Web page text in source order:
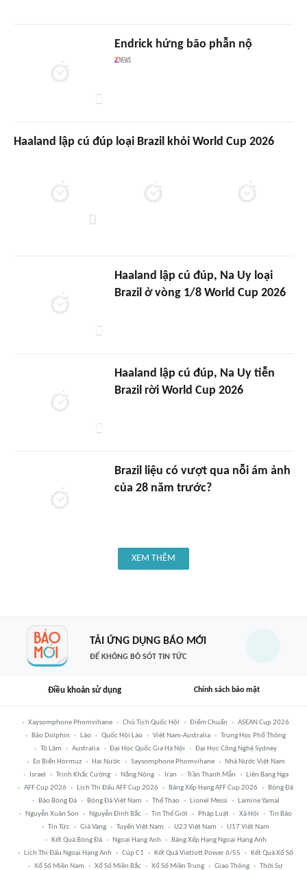
Endrick hứng bão phẫn nộ
Haaland lập cú đúp loại Brazil khỏi World Cup 2026
Haaland lập cú đúp, Na Uy loại
Brazil ở vòng 1/8 World Cup 2026
Haaland lập cú đúp, Na Uy tiễn
Brazil rời World Cup 2026
Brazil liệu có vượt qua nỗi ám ảnh
của 28 năm trước?
XEM THÊM
TẢI ỨNG DỤNG BÁO MỚI
ĐỂ KHÔNG BỎ SÓT TIN TỨC
Điều khoản sử dụng Chính sách bảo mật
Xaysomphone Phomvihane Chủ Tịch Quốc Hội Điểm Chuẩn
ASEAN Cup 2026
Bão Dolphin
Lào Quốc Hội Lào Việt Nam-Australia
Trung Học Phổ Thông
Tô Lâm
Australia Đại Học Quốc Gia Hà Nội
Đại Học Công Nghệ Sydney
Eo Biển Hormuz
Hai Nước Saysomphone Phomvihane
Nhà Nước Việt Nam
Israel
Trịnh Khắc Cường Nắng Nóng Iran Trần Thanh Mẫn
Liên Bang Nga
AFF Cup 2026
Lịch Thi Đấu AFF Cup 2026 Bảng Xếp Hạng AFF Cup 2026
Bóng Đá
Báo Bóng Đá
Bóng Đá Việt Nam Thể Thao Lionel Messi
Lamine Yamal
Nguyễn Xuân Son
Nguyễn Đình Bắc Tin Thế Giới Pháp Luật Xã Hội
Tin Bão
Tin Tức
Giá Vàng Tuyển Việt Nam U23 Việt Nam
U17 Việt Nam
Kết Quả Bóng Đá
Ngoại Hạng Anh
Bảng Xếp Hạng Ngoại Hạng Anh
Lịch Thi Đấu Ngoại Hạng Anh
Cúp C1 Kết Quả Vietlott Power 6/55
Kết Quả Xổ Số
Xổ Số Miền Nam
Xổ Số Miền Bắc Xổ Số Miền Trung Giao Thông Thời Sự